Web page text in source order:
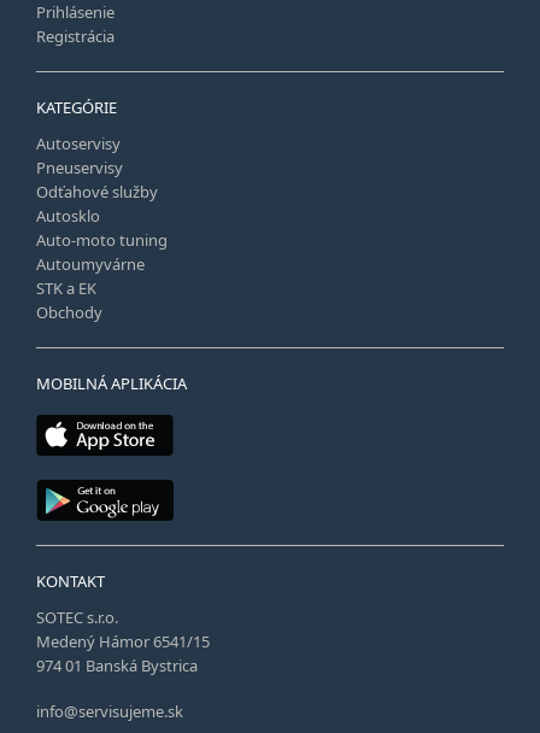
Prihlásenie
Registrácia
KATEGÓRIE
Autoservisy
Pneuservisy
Odťahové služby
Autosklo
Auto-moto tuning
Autoumyvárne
STK a EK
Obchody
MOBILNÁ APLIKÁCIA
KONTAKT
SOTEC s.r.o.
Medený Hámor 6541/15
974 01 Banská Bystrica
info@servisujeme.sk